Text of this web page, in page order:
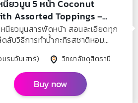
นียวมูน 5 หน้า Coconut
Assorted Toppings –
หนียวมูนสารพัดหน้า สอนละเอียดทุก
ลับวิธีการทำน้ำกะทิรสชาติหอม
รมวันเสาร์) วิทยาลัยดุสิตธานี
Buy now